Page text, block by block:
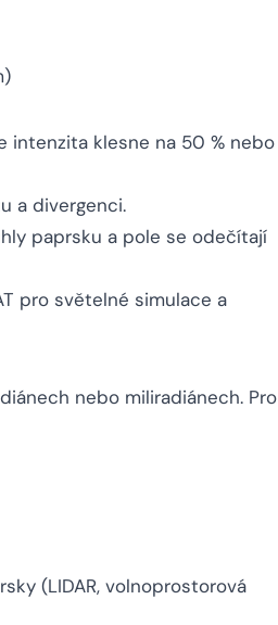
intenzita klesne na 50 % nebo
a divergenci.
paprsku a pole se odečítají
pro světelné simulace a
nebo miliradiánech. Pro
(LIDAR, volnoprostorová